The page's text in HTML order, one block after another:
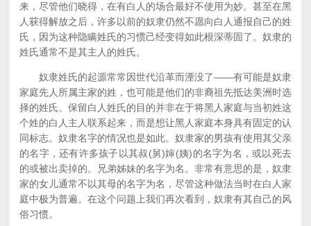
来，尽管他们晓得，在有白人的场合最好不使用为妙。甚至在黑
人获得解放之后，许多以前的奴隶仍然不愿向白人通报自己的姓
氏，因为这种隐瞒姓氏的习惯己经变得如此根深蒂固了。奴隶的
姓氏通常不是其主人的姓氏。
奴隶姓氏的起源常常因世代沿革而湮没了——有可能是奴隶
家庭先人所属主家的姓，也可能是他们的非裔祖先抵达美洲时选
择的姓氏。保留白人姓氏的目的并非在于将黑人家庭与当初姓这
个姓的白人主人联系起来，而是想让黑人家庭本身具有固定的认
同标志。奴隶名字的情况也是如此。奴隶家的男孩有使用其父亲
的名字，还有许多孩子以其叔(舅)婶(姨)的名字为名，或以死去
的或被出卖掉的。兄弟姊妹的名字为名。非常有意思的是，奴隶
家的女儿通常不以其母的名字为名，尽管这种做法当时在白人家
庭中极为普遍。在这个问题上我们再次看到，奴隶有其自己的风
俗习惯。